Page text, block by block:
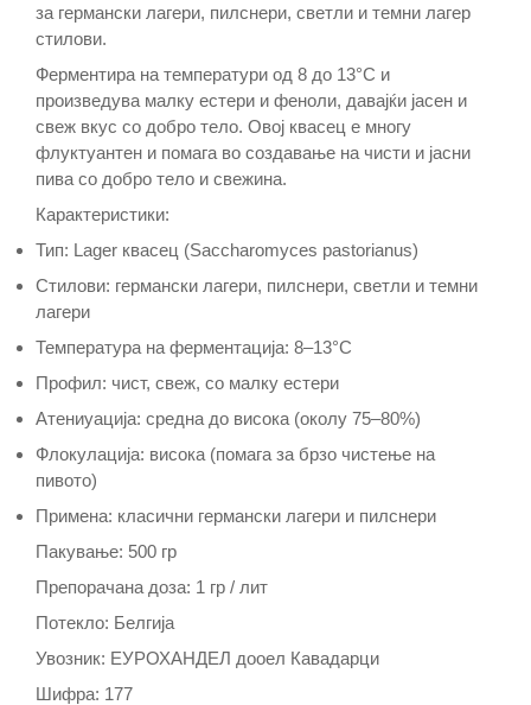
за германски лагери, пилснери, светли и темни лагер
стилови.
Ферментира на температури од 8 до 13°C и
произведува малку естери и феноли, давајќи јасен и
свеж вкус со добро тело. Овој квасец е многу
флуктуантен и помага во создавање на чисти и јасни
пива со добро тело и свежина.
Карактеристики:
Тип: Lager квасец (Saccharomyces pastorianus)
Стилови: германски лагери, пилснери, светли и темни
лагери
Температура на ферментација: 8–13°C
Профил: чист, свеж, со малку естери
Атениуација: средна до висока (околу 75–80%)
Флокулација: висока (помага за брзо чистење на
пивото)
Примена: класични германски лагери и пилснери
Пакување: 500 гр
Препорачана доза: 1 гр / лит
Потекло: Белгија
Увозник: ЕУРОХАНДЕЛ дооел Кавадарци
Шифра: 177